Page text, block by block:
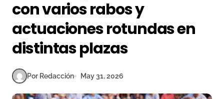
con varios rabos y
actuaciones rotundas en
distintas plazas
Por Redacción May 31, 2026